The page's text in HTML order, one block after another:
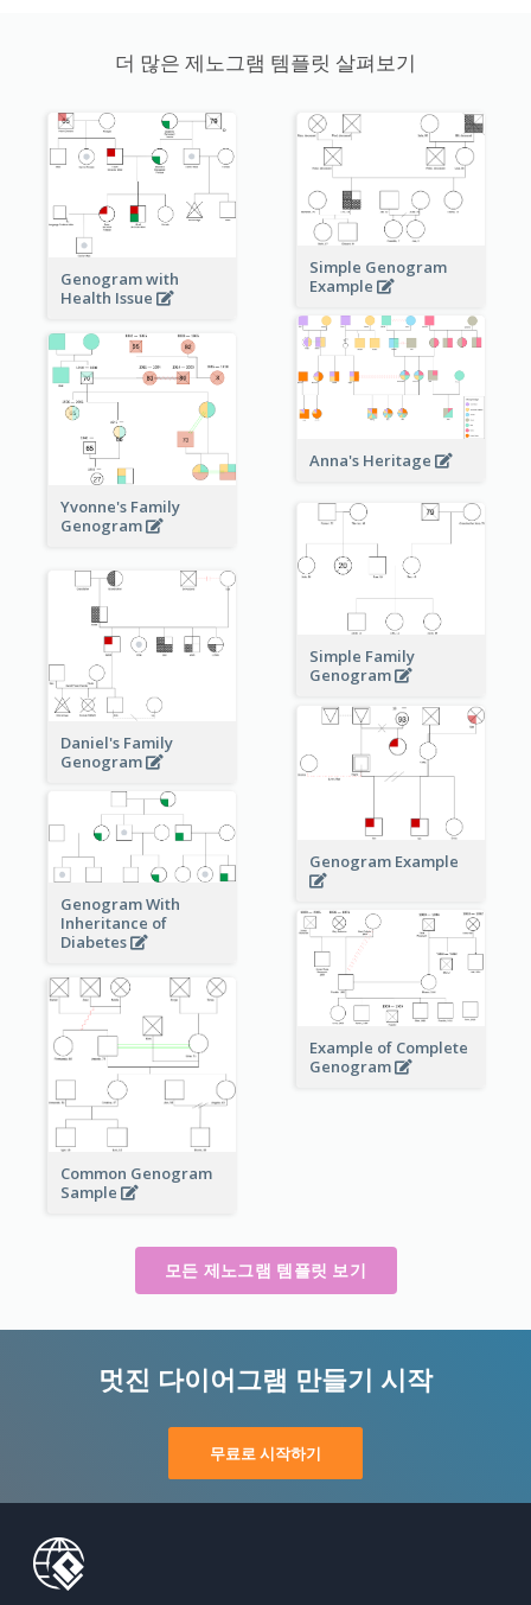
더 많은 제노그램 템플릿 살펴보기
Genogram with
Health Issue
Simple Genogram
Example
Anna's Heritage
Yvonne's Family
Genogram
Simple Family
Genogram
Daniel's Family
Genogram
Genogram Example
Genogram With
Inheritance of
Diabetes
Example of Complete
Genogram
Common Genogram
Sample
모든 제노그램 템플릿 보기
멋진 다이어그램 만들기 시작
무료로 시작하기